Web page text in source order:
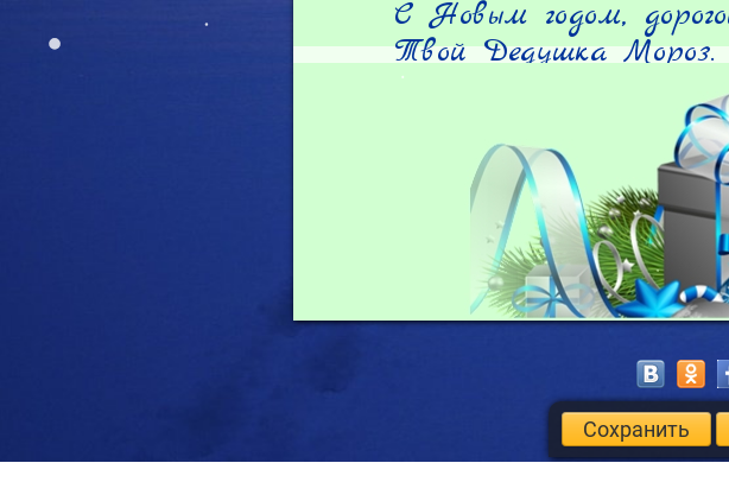
С Новым годом,
Твой Дедушка Мороз.
Сохранить